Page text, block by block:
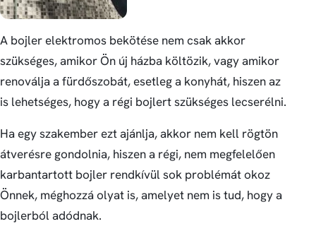
A bojler elektromos bekötése nem csak akkor
szükséges, amikor Ön új házba költözik, vagy amikor
renoválja a fürdőszobát, esetleg a konyhát, hiszen az
is lehetséges, hogy a régi bojlert szükséges lecserélni.
Ha egy szakember ezt ajánlja, akkor nem kell rögtön
átverésre gondolnia, hiszen a régi, nem megfelelően
karbantartott bojler rendkívül sok problémát okoz
Önnek, méghozzá olyat is, amelyet nem is tud, hogy a
bojlerból adódnak.